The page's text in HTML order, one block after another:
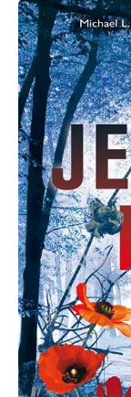
Melina
Marchetta:
Jellicoe
Road